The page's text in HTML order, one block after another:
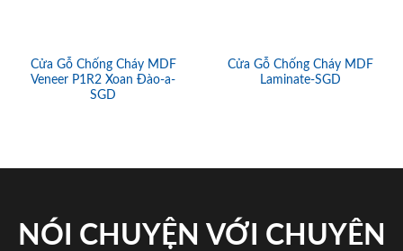
Cửa Gỗ Chống Cháy MDF
Veneer P1R2 Xoan Đào-a-
SGD
Cửa Gỗ Chống Cháy MDF
Laminate-SGD
NÓI CHUYỆN VỚI CHUYÊN